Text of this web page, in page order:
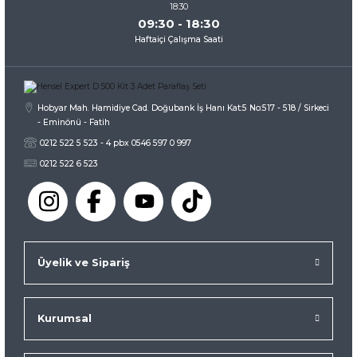
09:30 - 18:30
Haftaiçi Çalışma Saati
Hobyar Mah. Hamidiye Cad. Doğubank İş Hanı Kat:5 No:517 - 518 / Sirkeci
- Eminönü - Fatih
0212 522 5 523 - 4 pbx 0546 597 0 997
0212 522 6 523
Üyelik ve Sipariş
Kurumsal